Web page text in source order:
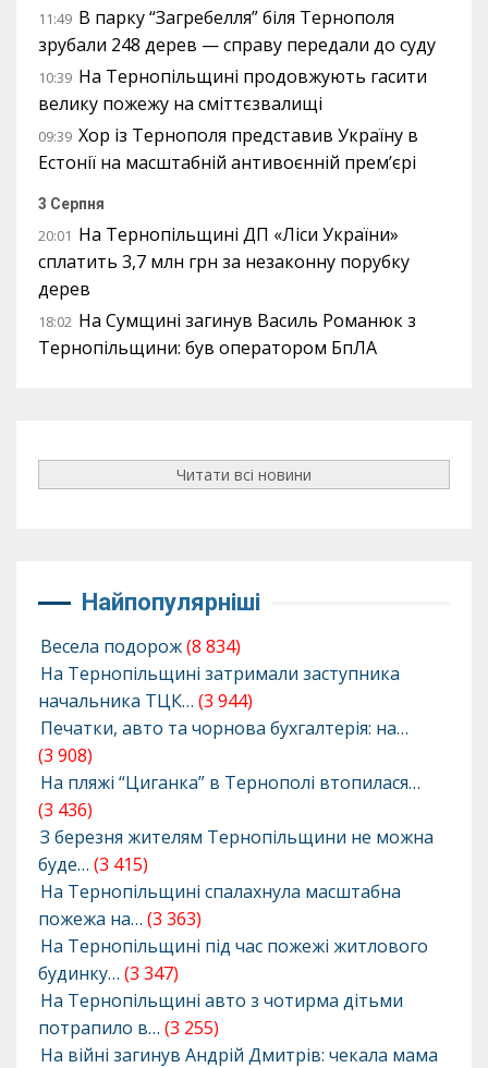
11:49 В парку “Загребелля” біля Тернополя
зрубали 248 дерев — справу передали до суду
10:39 На Тернопільщині продовжують гасити
велику пожежу на сміттєзвалищі
09:39 Хор із Тернополя представив Україну в
Естонії на масштабній антивоєнній прем’єрі
3 Серпня
20:01 На Тернопільщині ДП «Ліси України»
сплатить 3,7 млн грн за незаконну порубку
дерев
18:02 На Сумщині загинув Василь Романюк з
Тернопільщини: був оператором БпЛА
Читати всі новини
Найпопулярніші
Весела подорож(8 834)
На Тернопільщині затримали заступника
начальника ТЦК… (3 944)
Печатки, авто та чорнова бухгалтерія: на…
(3 908)
На пляжі “Циганка” в Тернополі втопилася…
(3 436)
З березня жителям Тернопільщини не можна
буде… (3 415)
На Тернопільщині спалахнула масштабна
пожежа на… (3 363)
На Тернопільщині під час пожежі житлового
будинку… (3 347)
На Тернопільщині авто з чотирма дітьми
потрапило в… (3 255)
На війні загинув Андрій Дмитрів: чекала мама